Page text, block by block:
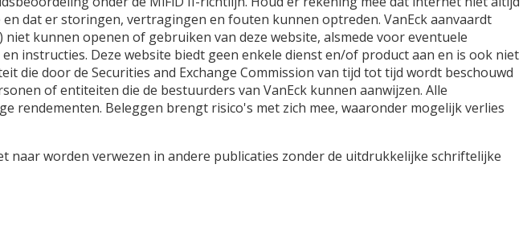
dat er storingen, vertragingen en fouten kunnen optreden. VanEck aanvaardt
kunnen openen of gebruiken van deze website, alsmede voor eventuele
instructies. Deze website biedt geen enkele dienst en/of product aan en is ook niet
die door de Securities and Exchange Commission van tijd tot tijd wordt beschouwd
of entiteiten die de bestuurders van VanEck kunnen aanwijzen. Alle
Beleggen brengt risico's met zich mee, waaronder mogelijk verlies
worden verwezen in andere publicaties zonder de uitdrukkelijke schriftelijke